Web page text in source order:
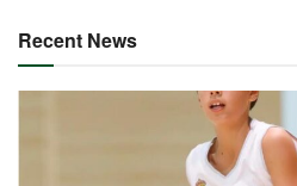
Recent News